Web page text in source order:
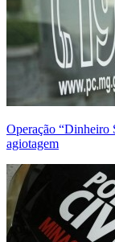
Operação “Dinheiro
agiotagem